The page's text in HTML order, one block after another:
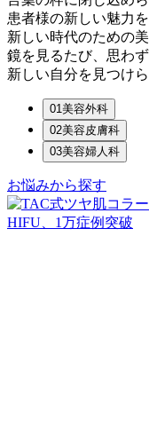
患者様の新しい魅力を
新しい時代のための美
鏡を見るたび、思わ
新しい自分を見つけ
01 美容外科
02美容皮膚科
03美容婦人科
お悩みから探す